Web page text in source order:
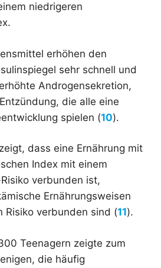
niedrigeren
erhöhen den
sehr schnell und
Androgensekretion,
die alle eine
spielen (10).
dass eine Ernährung mit
Index mit einem
verbunden ist,
Ernährungsweisen
Risiko verbunden sind (11).
Teenagern zeigte zum
die häufig